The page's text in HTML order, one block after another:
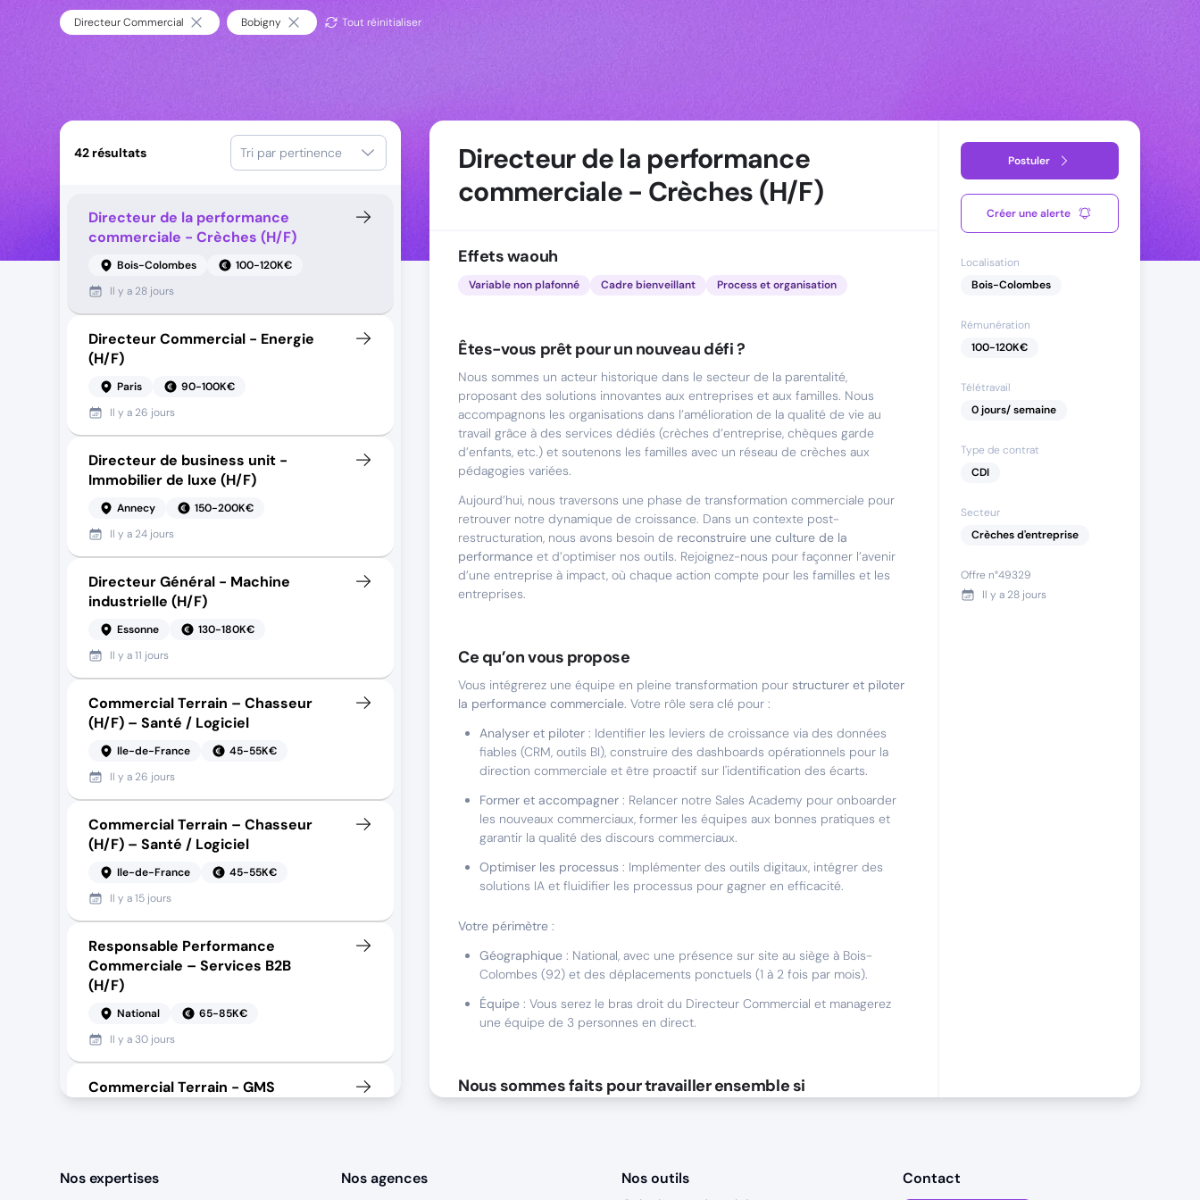
Directeur Commercial Bobigny Tout réinitialiser
42 résultats Tri par pertinence
Directeur de la performance
commerciale - Crèches (H/F)
Bois-Colombes
100-120K€
Il y a 28 jours
Directeur Commercial - Energie
(H/F)
Paris
90-100K€
Il y a 26 jours
Directeur de business unit -
Immobilier de luxe (H/F)
Annecy
150-200K€
Il y a 24 jours
Directeur Général - Machine
industrielle (H/F)
Essonne
130-180K€
Il y a11 jours
Commercial Terrain – Chasseur
(H/F) – Santé / Logiciel
Ile-de-France
45-55K€
Il y a 26 jours
Commercial Terrain – Chasseur
(H/F) – Santé / Logiciel
Ile-de-France
45-55K€
Il y a15 jours
Responsable Performance
Commerciale – Services B2B
(H/F)
National
65-85K€
Il y a 30 jours
Commercial Terrain - GMS
Directeur de la performance
commerciale - Crèches (H/F)
Effets waouh
Variable non plafonné Cadre bienveillant Process et organisation
Êtes-vous prêt pour un nouveau défi ?
Nous sommes un acteur historique dans le secteur de la parentalité,
proposant des solutions innovantes aux entreprises et aux familles. Nous
accompagnons les organisations dans l’amélioration de la qualité de vie au
travail grâce à des services dédiés (crèches d’entreprise, chèques garde
d’enfants, etc.) et soutenons les familles avec un réseau de crèches aux
pédagogies variées.
Aujourd’hui, nous traversons une phase de transformation commerciale pour
retrouver notre dynamique de croissance. Dans un contexte post-
restructuration, nous avons besoin de reconstruire une culture de la
performance et d’optimiser nos outils. Rejoignez-nous pour façonner l’avenir
d’une entreprise à impact, où chaque action compte pour les familles et les
entreprises.
Ce qu’on vous propose
Vous intégrerez une équipe en pleine transformation pour structurer et piloter
la performance commerciale. Votre rôle sera clé pour :
Analyser et piloter : Identifier les leviers de croissance via des données
fiables (CRM, outils BI), construire des dashboards opérationnels pour la
direction commerciale et être proactif sur l'identification des écarts.
Former et accompagner : Relancer notre Sales Academy pour onboarder
les nouveaux commerciaux, former les équipes aux bonnes pratiques et
garantir la qualité des discours commerciaux.
Optimiser les processus : Implémenter des outils digitaux, intégrer des
solutions IA et fluidifier les processus pour gagner en efficacité.
Votre périmètre :
Géographique : National, avec une présence sur site au siège à Bois-
Colombes (92) et des déplacements ponctuels (1 à 2 fois par mois).
Équipe : Vous serez le bras droit du Directeur Commercial et managerez
une équipe de 3 personnes en direct.
Nous sommes faits pour travailler ensemble si
Postuler
Créer une alerte
Localisation
Bois-Colombes
Rémunération
100-120K€
Télétravail
0 jours/ semaine
Type de contrat
CDI
Secteur
Crèches d'entreprise
Offre n°49329
Il y a 28 jours
Nos expertises
Nos agences
Nos outils
Contact